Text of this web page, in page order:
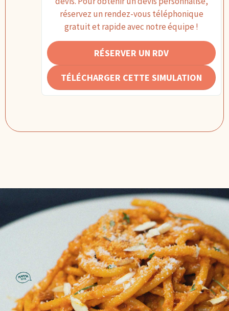
réservez un rendez-vous téléphonique
gratuit et rapide avec notre équipe !
RÉSERVER UN RDV
TÉLÉCHARGER CETTE SIMULATION